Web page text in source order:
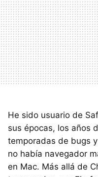
He sido usuario de
sus épocas, los años
temporadas de bugs
no había navegador
en Mac. Más allá de